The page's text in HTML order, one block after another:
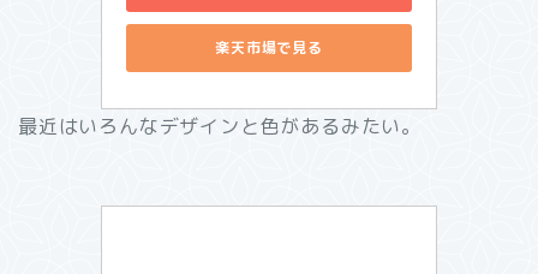
楽天市場で見る
最近はいろんなデザインと色があるみたい。